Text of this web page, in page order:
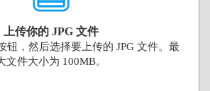
上传你的 JPG 文件
钮，然后选择要上传的 JPG 文件。最
文件大小为 100MB。